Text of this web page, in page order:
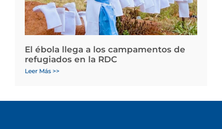
El ébola llega a los campamentos de
refugiados en la RDC
Leer Más >>